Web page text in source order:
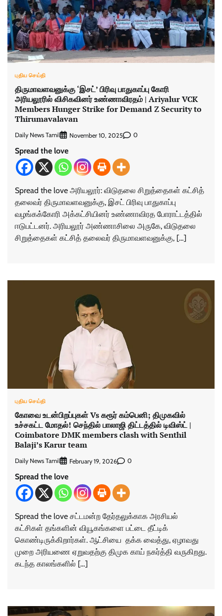
புதிய செய்தி
திருமாவளவனுக்கு ‘இசட்’ பிரிவு பாதுகாப்பு கோரி
அரியலூரில் விசிகவினர் உண்ணாவிரதம் | Ariyalur VCK
Members Hunger Strike for Demand Z Security to
Thirumavalavan
Daily News Tamil November 10, 2025 0
Spread the love
Spread the love அரியலூர்: விடுதலை சிறுத்தைகள் கட்சித்
தலைவர் திருமாவளவனுக்கு, இசட் பிரிவு பாதுகாப்பு
வழங்கக்கோரி அக்கட்சியினர் உண்ணாவிரத போராட்டத்தில்
ஈடுபட்டனர். அரியலூர் அண்ணாசிலை அருகே, விடுதலை
சிறுத்தைகள் கட்சித் தலைவர் திருமாவளவனுக்கு, […]
புதிய செய்தி
கோவை உடன்பிறப்புகள் Vs கரூர் கம்பெனி; திமுகவில்
உச்சகட்ட மோதல்! செந்தில் பாலாஜி திட்டத்தில் டிவிஸ்ட் |
Coimbatore DMK members clash with Senthil
Balaji’s Karur team
Daily News Tamil February 19, 2026 0
Spread the love
Spread the love சட்டமன்ற தேர்தலுக்காக அரசியல்
கட்சிகள் தங்களின் வியூகங்களை பட்டை தீட்டிக்
கொண்டிருக்கிறார்கள். ஆட்சியை தக்க வைத்து, ஏழாவது
முறை அரியணை ஏறுவதற்கு திமுக காய் நகர்த்தி வருகிறது.
கடந்த காலங்களில் […]